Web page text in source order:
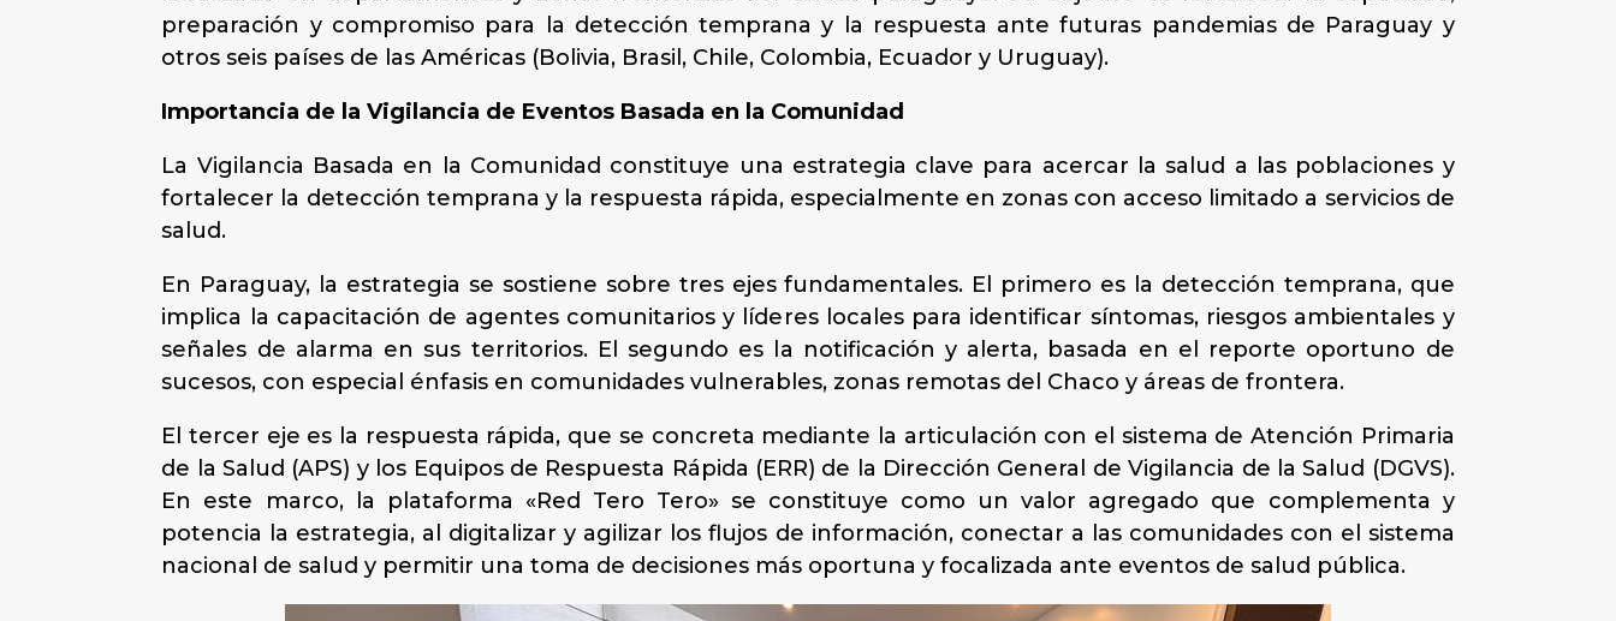
preparación y compromiso para la detección temprana y la respuesta ante futuras pandemias de Paraguay y
otros seis países de las Américas (Bolivia, Brasil, Chile, Colombia, Ecuador y Uruguay).
Importancia de la Vigilancia de Eventos Basada en la Comunidad
La Vigilancia Basada en la Comunidad constituye una estrategia clave para acercar la salud a las poblaciones y
fortalecer la detección temprana y la respuesta rápida, especialmente en zonas con acceso limitado a servicios de
salud.
En Paraguay, la estrategia se sostiene sobre tres ejes fundamentales. El primero es la detección temprana, que
implica la capacitación de agentes comunitarios y líderes locales para identificar síntomas, riesgos ambientales y
señales de alarma en sus territorios. El segundo es la notificación y alerta, basada en el reporte oportuno de
sucesos, con especial énfasis en comunidades vulnerables, zonas remotas del Chaco y áreas de frontera.
El tercer eje es la respuesta rápida, que se concreta mediante la articulación con el sistema de Atención Primaria
de la Salud (APS) y los Equipos de Respuesta Rápida (ERR) de la Dirección General de Vigilancia de la Salud (DGVS).
En este marco, la plataforma «Red Tero Tero» se constituye como un valor agregado que complementa y
potencia la estrategia, al digitalizar y agilizar los flujos de información, conectar a las comunidades con el sistema
nacional de salud y permitir una toma de decisiones más oportuna y focalizada ante eventos de salud pública.